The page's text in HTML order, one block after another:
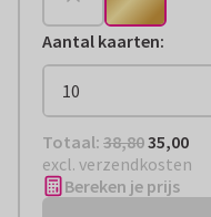
Aantal kaarten:
Totaal: € 35,00
Totaal: 38,8035,00
excl. verzendkosten
Bereken je prijs